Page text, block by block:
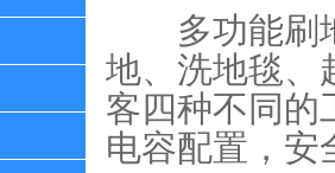
多功能刷地
地、 洗地毯、
客四种不同的
电容配置， 安